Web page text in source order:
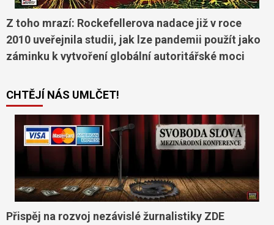
Z toho mrazí: Rockefellerova nadace již v roce
2010 uveřejnila studii, jak lze pandemii použít jako
záminku k vytvoření globální autoritářské moci
CHTĚJÍ NÁS UMLČET!
Přispěj na rozvoj nezávislé žurnalistiky ZDE